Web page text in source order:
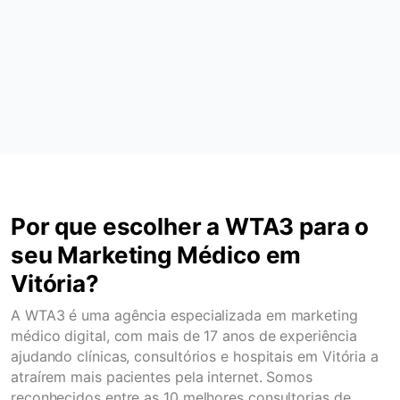
Por que escolher a WTA3 para o
seu Marketing Médico em
Vitória?
A WTA3 é uma agência especializada em marketing
médico digital, com mais de 17 anos de experiência
ajudando clínicas, consultórios e hospitais em Vitória a
atraírem mais pacientes pela internet. Somos